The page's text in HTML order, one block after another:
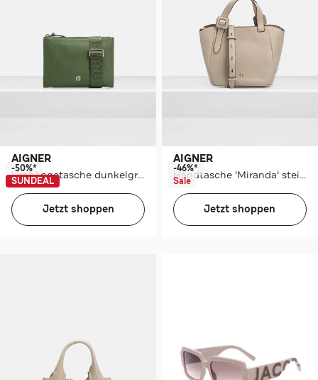
AIGNER
Umhängetasche dunkelgrün
-50%*
SUNDEAL
Jetzt shoppen
AIGNER
Handtasche 'Miranda' steingrau
-46%*
Sale
Jetzt shoppen